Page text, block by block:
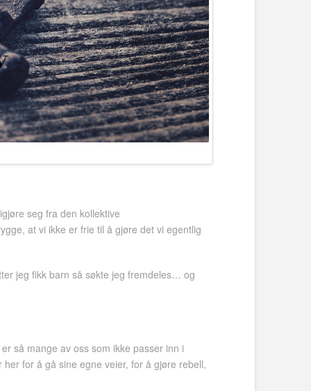
seg fra den kollektive
at vi ikke er frie til å gjøre det vi egentlig
jeg fikk barn så søkte jeg fremdeles… og
så mange av oss som ikke passer inn i
for å gå sine egne veier, for å gjøre rebell,